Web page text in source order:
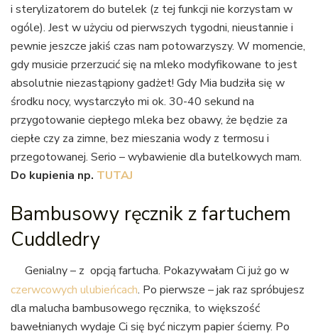
i sterylizatorem do butelek (z tej funkcji nie korzystam w
ogóle). Jest w użyciu od pierwszych tygodni, nieustannie i
pewnie jeszcze jakiś czas nam potowarzyszy. W momencie,
gdy musicie przerzucić się na mleko modyfikowane to jest
absolutnie niezastąpiony gadżet! Gdy Mia budziła się w
środku nocy, wystarczyło mi ok. 30-40 sekund na
przygotowanie ciepłego mleka bez obawy, że będzie za
ciepłe czy za zimne, bez mieszania wody z termosu i
przegotowanej. Serio – wybawienie dla butelkowych mam.
Do kupienia np. TUTAJ
Bambusowy ręcznik z fartuchem
Cuddledry
Genialny – z opcją fartucha. Pokazywałam Ci już go w
czerwcowych ulubieńcach. Po pierwsze – jak raz spróbujesz
dla malucha bambusowego ręcznika, to większość
bawełnianych wydaje Ci się być niczym papier ścierny. Po